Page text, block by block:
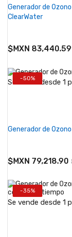
Generador de
ClearWater
$MXN 83,440.59
-50%
Se vende desde 1
Generador de
$MXN 79,218.90
-35%
Se vende desde 1